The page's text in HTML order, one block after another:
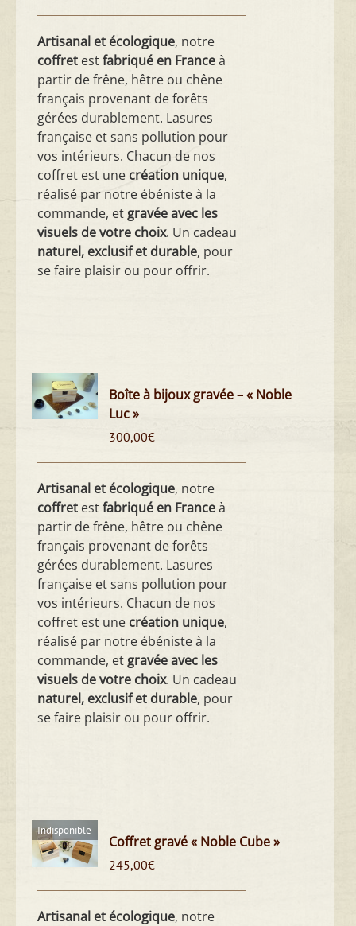
Artisanal et écologique, notre
coffret estfabriqué en Franceà
partir de frêne, hêtre ou chêne
français provenant de forêts
gérées durablement. Lasures
française et sans pollution pour
vos intérieurs. Chacun de nos
coffret est une création unique,
réalisé par notre ébéniste à la
commande, et gravée avec les
visuels de votre choix. Un cadeau
naturel, exclusif et durable, pour
se faire plaisir ou pour offrir.
Boîte à bijoux gravée – « Noble
Luc »
300,00€
Artisanal et écologique, notre
coffret estfabriqué en Franceà
partir de frêne, hêtre ou chêne
français provenant de forêts
gérées durablement. Lasures
française et sans pollution pour
vos intérieurs. Chacun de nos
coffret est une création unique,
réalisé par notre ébéniste à la
commande, et gravée avec les
visuels de votre choix. Un cadeau
naturel, exclusif et durable, pour
se faire plaisir ou pour offrir.
Indisponible
Coffret gravé « Noble Cube »
245,00€
Artisanal et écologique, notre